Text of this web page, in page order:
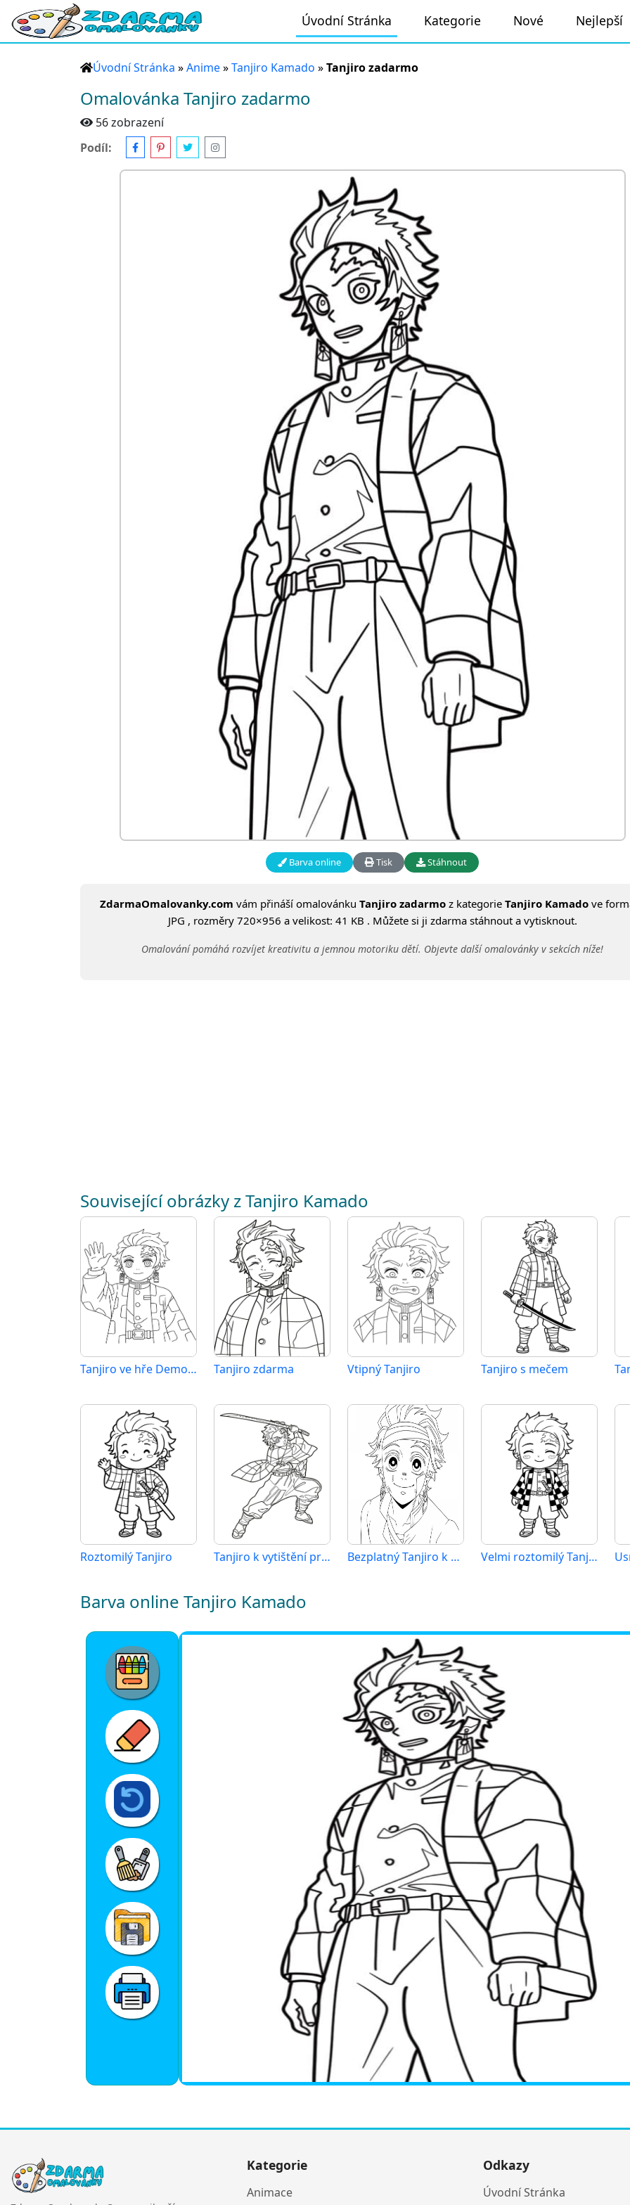
Úvodní Stránka Kategorie Nové Nejlepší
Úvodní Stránka »Anime»Tanjiro Kamado »Tanjiro zadarmo
Omalovánka Tanjiro zadarmo
56 zobrazení
Podíl:
Barva online Tisk Stáhnout
ZdarmaOmalovanky.com vám přináší omalovánku Tanjiro zadarmo z kategorie Tanjiro Kamado ve
JPG , rozměry 720×956 a velikost: 41 KB . Můžete si ji zdarma stáhnout a vytisknout.
Omalování pomáhá rozvíjet kreativitu a jemnou motoriku dětí. Objevte další omalovánky v sekcích níže!
Související obrázky z Tanjiro Kamado
Tanjiro ve hře Demon Slayer Tanjiro zdarma Vtipný Tanjiro Tanjiro s mečem
Roztomilý Tanjiro Tanjiro k vytištění pro děti Bezplatný Tanjiro k vytištění Velmi roztomilý Tanjiro
Barva online Tanjiro Kamado
Kategorie
Animace
Odkazy
Úvodní Stránka